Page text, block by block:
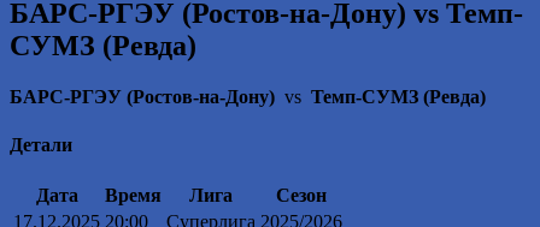
БАРС-РГЭУ (Ростов-на-Дону) vs Темп-
СУМЗ (Ревда)
БАРС-РГЭУ (Ростов-на-Дону) vs Темп-СУМЗ (Ревда)
Детали
Дата Время Лига
Сезон
17.12.2025 20:00 Суперлига 2025/2026